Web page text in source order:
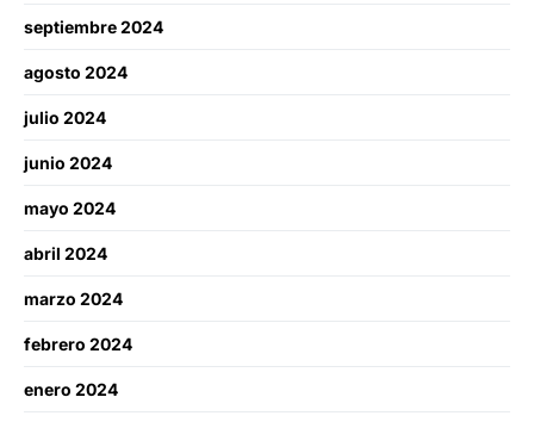
septiembre 2024
agosto 2024
julio 2024
junio 2024
mayo 2024
abril 2024
marzo 2024
febrero 2024
enero 2024